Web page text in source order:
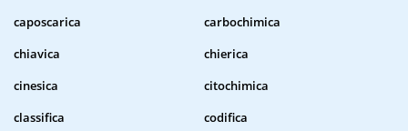
caposcarica
carbochimica
chiavica
chierica
cinesica
citochimica
classifica
codifica